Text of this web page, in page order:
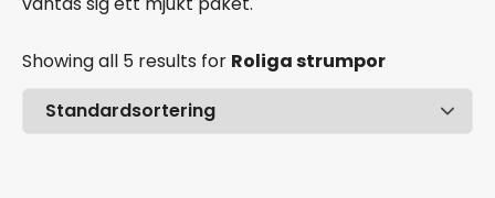
Showing all 5 results for Roliga strumpor